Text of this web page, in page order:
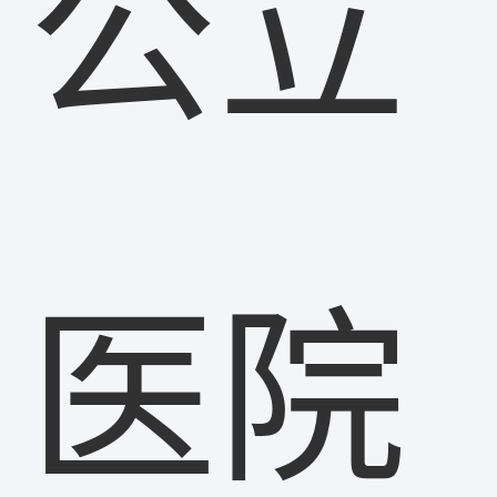
公立
医院